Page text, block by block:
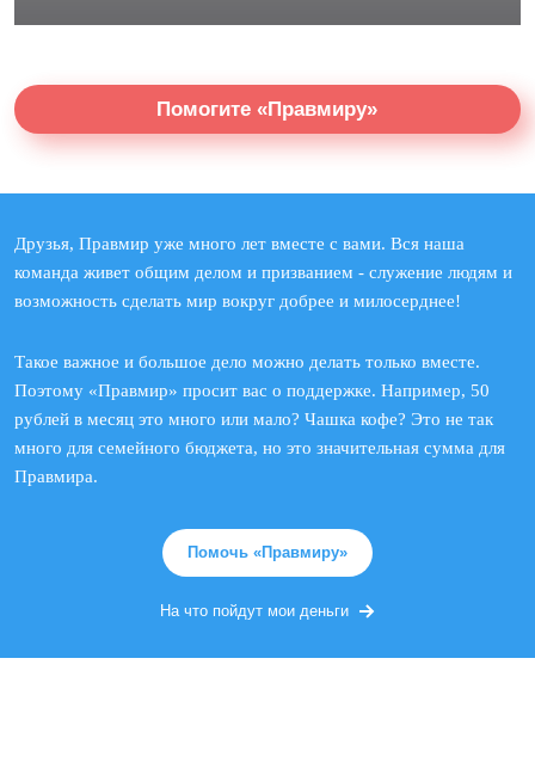
Помогите «Правмиру»
Друзья, Правмир уже много лет вместе с вами. Вся наша
команда живет общим делом и призванием - служение людям и
возможность сделать мир вокруг добрее и милосерднее!
Такое важное и большое дело можно делать только вместе.
Поэтому «Правмир» просит вас о поддержке. Например, 50
рублей в месяц это много или мало? Чашка кофе? Это не так
много для семейного бюджета, но это значительная сумма для
Правмира.
Помочь «Правмиру»
На что пойдут мои деньги